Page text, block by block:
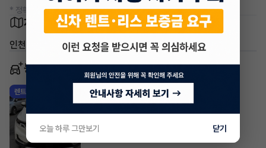
* 정확한 정보는 판매자와 반드시 확인하시기 바랍니다.
차량 위치
인천 미추홀구 주안동
동일 차종 이어카
렌트 기아 카니발
2023년·9인승 디젤 노블레스
766,260
지원금
오늘 하루 그만보기 닫기